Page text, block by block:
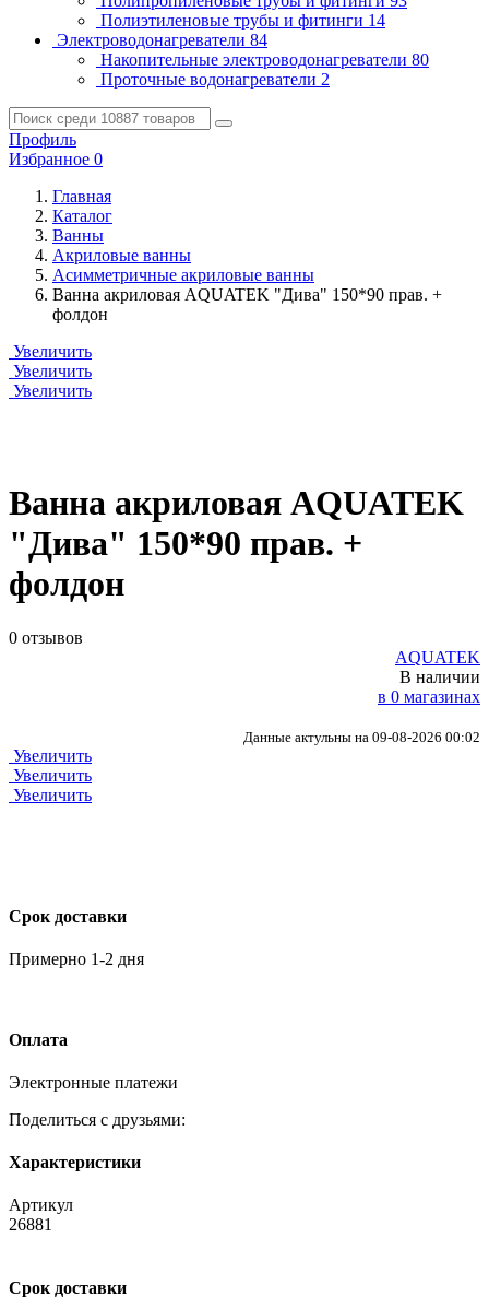
Полиэтиленовые трубы и фитинги 14
Электроводонагреватели 84
Накопительные электроводонагреватели 80
Проточные водонагреватели 2
Профиль
Избранное 0
Главная
Каталог
Ванны
Акриловые ванны
Асимметричные акриловые ванны
Ванна акриловая AQUATEK "Дива" 150*90 прав. +
фолдон
Увеличить
Увеличить
Увеличить
Ванна акриловая AQUATEK
"Дива" 150*90 прав. +
фолдон
0 отзывов
AQUATEK
В наличии
в 0 магазинах
Данные актульны на 09-08-2026 00:02
Увеличить
Увеличить
Увеличить
Срок доставки
Примерно 1-2 дня
Оплата
Электронные платежи
Поделиться с друзьями:
Характеристики
Артикул
26881
Срок доставки